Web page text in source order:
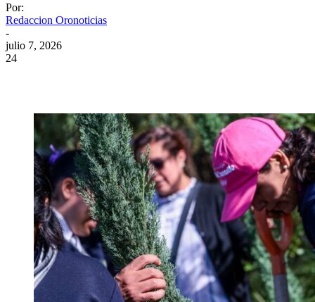
Por:
Redaccion Oronoticias
-
julio 7, 2026
24